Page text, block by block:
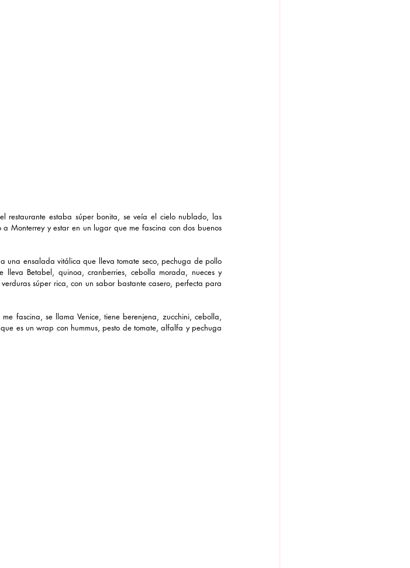
restaurante estaba súper bonita, se veía el cielo nublado, las
Monterrey y estar en un lugar que me fascina con dos buenos
una ensalada vitálica que lleva tomate seco, pechuga de pollo
Betabel, quinoa, cranberries, cebolla morada, nueces y
súper rica, con un sabor bastante casero, perfecta para
fascina, se llama Venice, tiene berenjena, zucchini, cebolla,
es un wrap con hummus, pesto de tomate, alfalfa y pechuga